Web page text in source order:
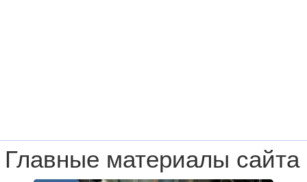
Главные материалы сайта